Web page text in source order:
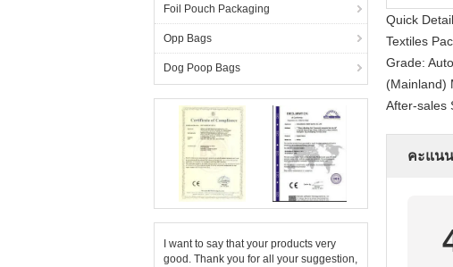
Foil Pouch Packaging
Opp Bags
Dog Poop Bags
I want to say that your products very
good. Thank you for all your suggestion,
Quick
Textiles
Grade:
(Mainland)
After-sales
คะแน